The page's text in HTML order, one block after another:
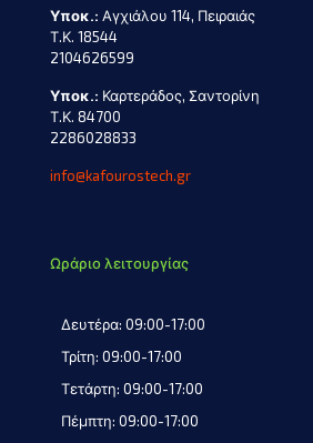
Υποκ.: Αγχιάλου 114, Πειραιάς
Τ.Κ. 18544
2104626599
Υποκ.: Καρτεράδος, Σαντορίνη
Τ.Κ. 84700
2286028833
info@kafourostech.gr
Ωράριο λειτουργίας
Δευτέρα: 09:00-17:00
Τρίτη: 09:00-17:00
Τετάρτη: 09:00-17:00
Πέμπτη: 09:00-17:00